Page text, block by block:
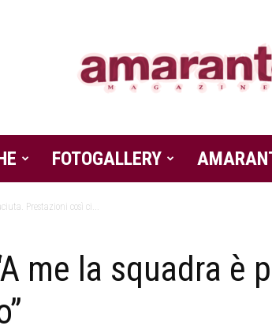
Amaranto
Magazine
FOTOGALLERY
Prestazioni così ci...
me la squadra